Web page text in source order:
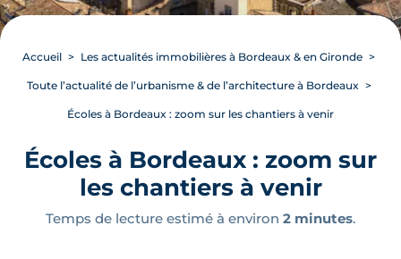
Accueil Les actualités immobilières à Bordeaux & en Gironde
Toute l’actualité de l’urbanisme & de l’architecture à Bordeaux
Écoles à Bordeaux : zoom sur les chantiers à venir
Écoles à Bordeaux : zoom sur
les chantiers à venir
Temps de lecture estimé à environ 2 minutes.